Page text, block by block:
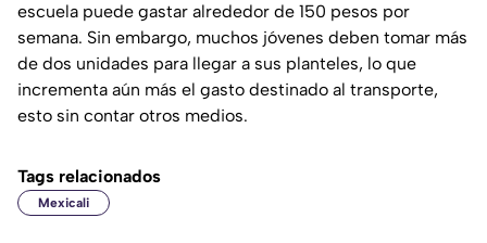
escuela puede gastar alrededor de 150 pesos por
semana. Sin embargo, muchos jóvenes deben tomar más
de dos unidades para llegar a sus planteles, lo que
incrementa aún más el gasto destinado al transporte,
esto sin contar otros medios.
Tags relacionados
Mexicali